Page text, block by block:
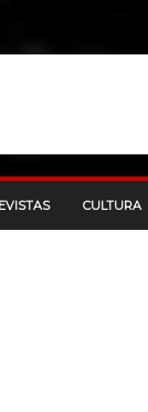
CULTURA